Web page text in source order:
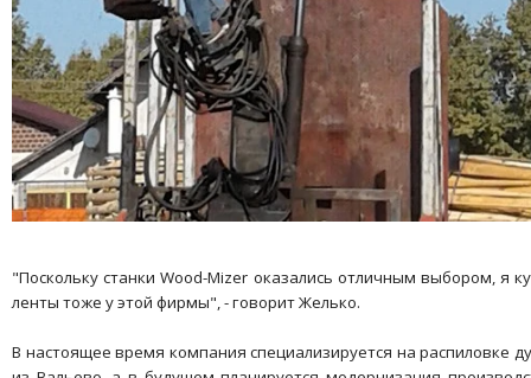
"Поскольку станки Wood-Mizer оказались отличным выбором, я
ленты тоже у этой фирмы", - говорит Желько.
В настоящее время компания специализируется на распиловке